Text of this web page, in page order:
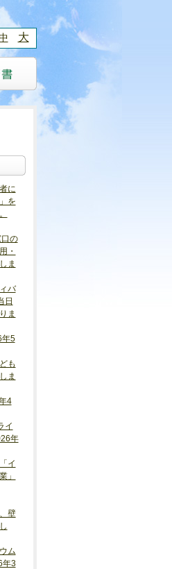
大
に
を
の
・
ま
バ
日
ま
年5
も
ま
4
イ
年
イ
」
壁
ム
年3